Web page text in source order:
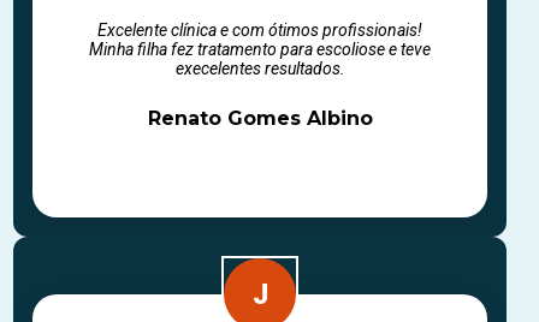
Excelente clínica e com ótimos profissionais!
Minha filha fez tratamento para escoliose e teve
execelentes resultados.
Renato Gomes Albino